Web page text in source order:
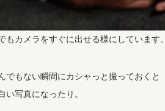
もカメラをすぐに出せる様にしています。
でもない瞬間にカシャっと撮っておくと
い写真になったり。